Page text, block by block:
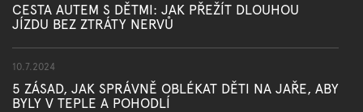
CESTA AUTEM S DĚTMI: JAK PŘEŽÍT DLOUHOU
JÍZDU BEZ ZTRÁTY NERVŮ
10.7.2024
5 ZÁSAD, JAK SPRÁVNĚ OBLÉKAT DĚTI NA JAŘE, ABY
BYLY V TEPLE A POHODLÍ